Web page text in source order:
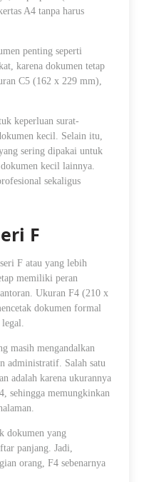
A4 tanpa harus
penting seperti
karena dokumen tetap
C5 (162 x 229 mm),
keperluan surat-
kecil. Selain itu,
sering dipakai untuk
kecil lainnya.
sekaligus
F
F atau yang lebih
memiliki peran
Ukuran F4 (210 x
dokumen formal
masih mengandalkan
administratif. Salah satu
adalah karena ukurannya
sehingga memungkinkan
dokumen yang
panjang. Jadi,
orang, F4 sebenarnya